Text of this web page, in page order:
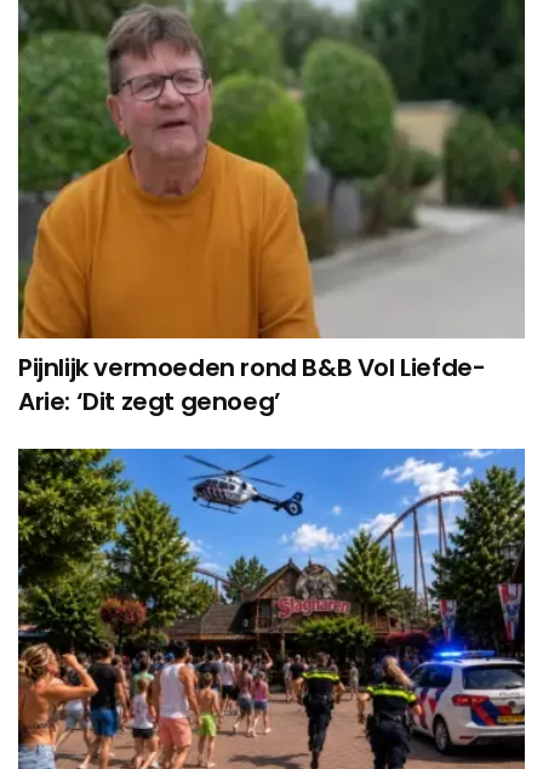
Pijnlijk vermoeden rond B&B Vol Liefde-
Arie: ‘Dit zegt genoeg’